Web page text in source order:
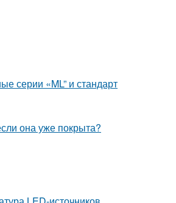
серии «ML” и стандарт
она уже покрыта?